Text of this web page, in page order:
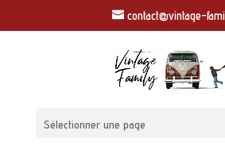
contact@vintage-
Sélectionner une page